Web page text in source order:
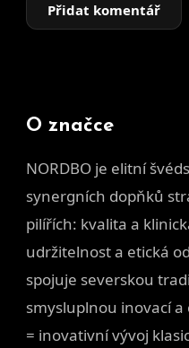
Přidat komentář
O značce
NORDBO je elitní
synergních dopňků
pilířích: kvalita a
udržitelnost a etická
spojuje severskou
smysluplnou inovací
= inovativní vývoj